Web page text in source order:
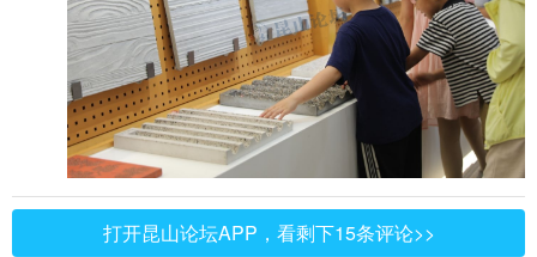
打开昆山论坛APP，看剩下15条评论>>